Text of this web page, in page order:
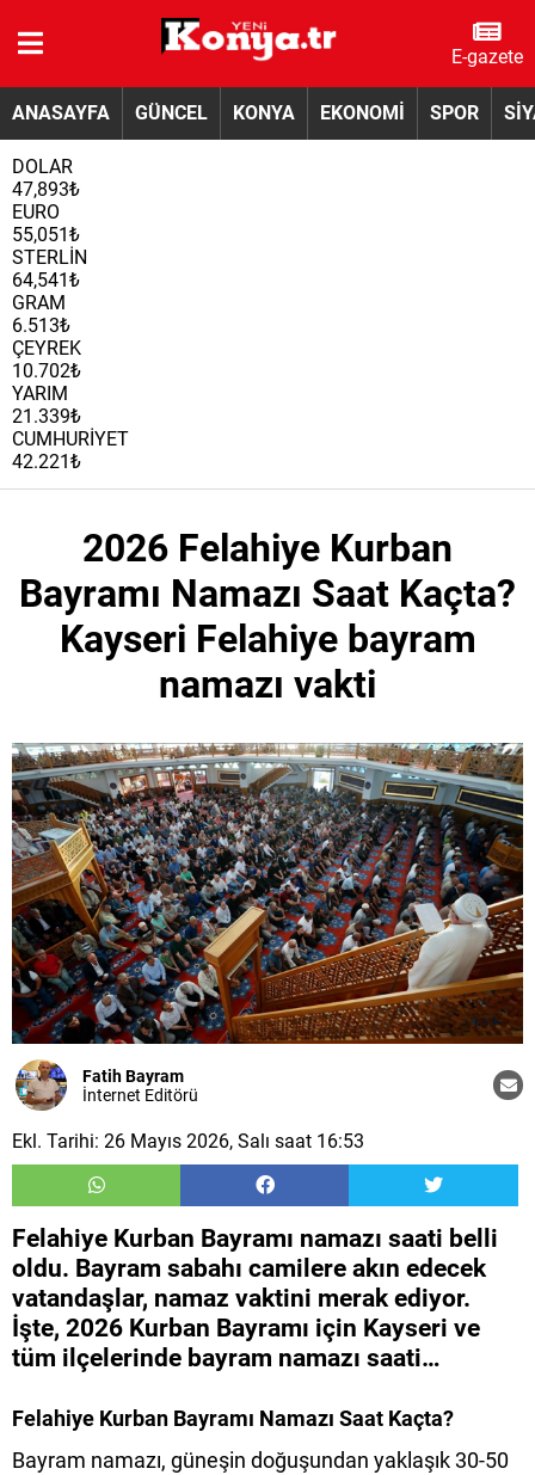
E-gazete
ANASAYFA GÜNCEL KONYA EKONOMİ SPOR
DOLAR
47,893₺
EURO
55,051₺
STERLİN
64,541₺
GRAM
6.513₺
ÇEYREK
10.702₺
YARIM
21.339₺
CUMHURİYET
42.221₺
2026 Felahiye Kurban
Bayramı Namazı Saat Kaçta?
Kayseri Felahiye bayram
namazı vakti
Fatih Bayram
İnternet Editörü
Ekl. Tarihi: 26 Mayıs 2026, Salı saat 16:53
Felahiye Kurban Bayramı namazı saati belli
oldu. Bayram sabahı camilere akın edecek
vatandaşlar, namaz vaktini merak ediyor.
İşte, 2026 Kurban Bayramı için Kayseri ve
tüm ilçelerinde bayram namazı saati…
Felahiye​​ Kurban Bayramı Namazı Saat Kaçta?
Bayram namazı, güneşin doğuşundan yaklaşık 30-50